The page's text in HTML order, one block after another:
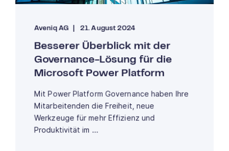
Aveniq AG 21. August 2024
Besserer Überblick mit der
Governance-Lösung für die
Microsoft Power Platform
Mit Power Platform Governance haben Ihre
Mitarbeitenden die Freiheit, neue
Werkzeuge für mehr Effizienz und
Produktivität im ...